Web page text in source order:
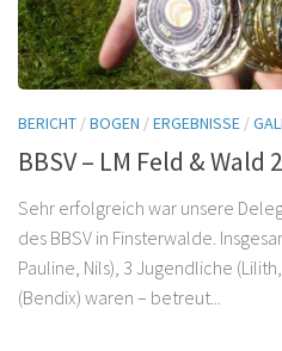
BERICHT /BOGEN /ERGEBNISSE /
BBSV – LM Feld & Wald
Sehr erfolgreich war unsere
des BBSV in Finsterwalde.
Pauline, Nils), 3 Jugendliche
(Bendix) waren – betreut...